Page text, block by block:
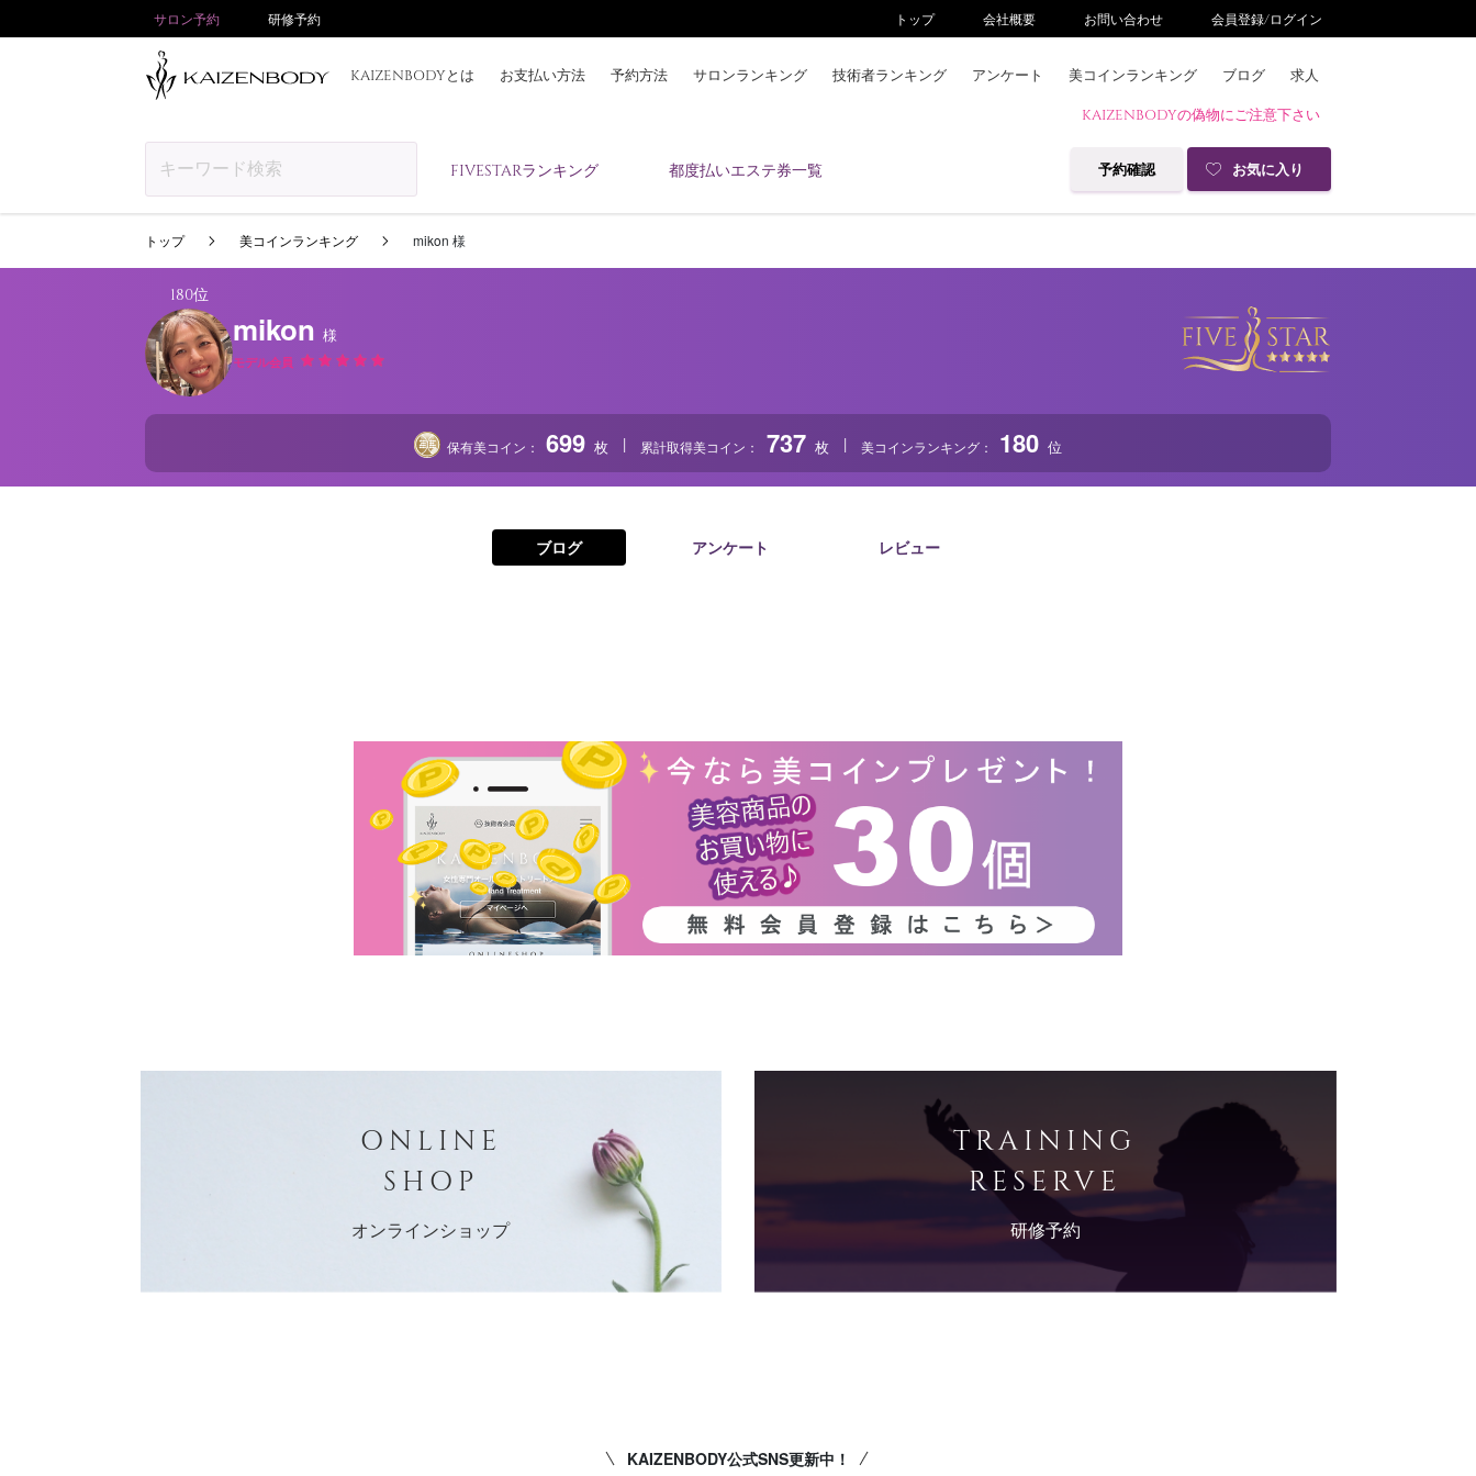
サロン予約 研修予約 トップ 会社概要 お問い合わせ 会員登録/ログイン
KAIZENBODYとは お支払い方法 予約方法 サロンランキング 技術者ランキング アンケート 美コインランキング ブログ 求人
KAIZENBODYの偽物にご注意下さい
FIVESTARランキング 都度払いエステ券一覧 予約確認 お気に入り
お支払い方法
予約方法
会員登録/ログイン
トップ 美コインランキング mikon 様
180位
mikon 様
モデル会員
保有美コイン： 699 枚 | 累計取得美コイン： 737 枚 | 美コインランキング： 180 位
ブログ アンケート レビュー
ONLINE
SHOP
オンラインショップ
TRAINING
RESERVE
研修予約
KAIZENBODY公式SNS更新中！